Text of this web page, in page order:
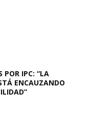
POR IPC: “LA
ENCAUZANDO